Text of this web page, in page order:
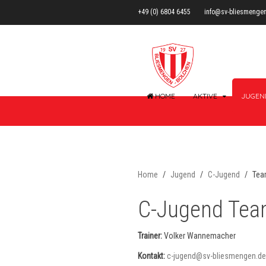
+49 (0) 6804 6455 info@sv-
HOME AKTIVE
Home Jugend C-Jugend
C-Jugend
Trainer:Volker Wannemacher
Kontakt: c-jugend@sv-bliesmengen.de